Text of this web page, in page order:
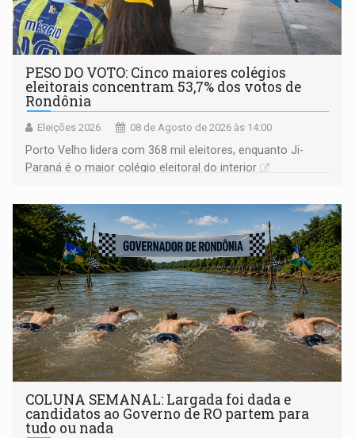
PESO DO VOTO: Cinco maiores colégios
eleitorais concentram 53,7% dos votos de
Rondônia
Eleições 2026 08 de Agosto de 2026 às 14:00
Porto Velho lidera com 368 mil eleitores, enquanto Ji-
Paraná é o maior colégio eleitoral do interior
COLUNA SEMANAL: Largada foi dada e
candidatos ao Governo de RO partem para
tudo ou nada